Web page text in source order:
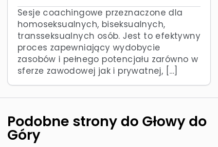
Sesje coachingowe przeznaczone dla
homoseksualnych, biseksualnych,
transseksualnych osób. Jest to efektywny
proces zapewniający wydobycie
zasobów i pełnego potencjału zarówno w
sferze zawodowej jak i prywatnej, […]
Podobne strony do Głowy do
Góry